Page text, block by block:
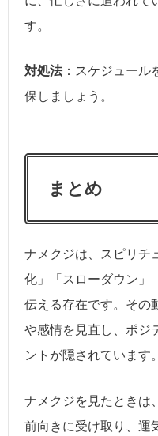
す。
対処法：スケジュール
保しましょう。
まとめ
ナメクジは、スピリチ
化」「スローダウン」
伝える存在です。その
や感情を見直し、ポジ
ントが隠されています。
ナメクジを見たときは
前向きに受け取り、運